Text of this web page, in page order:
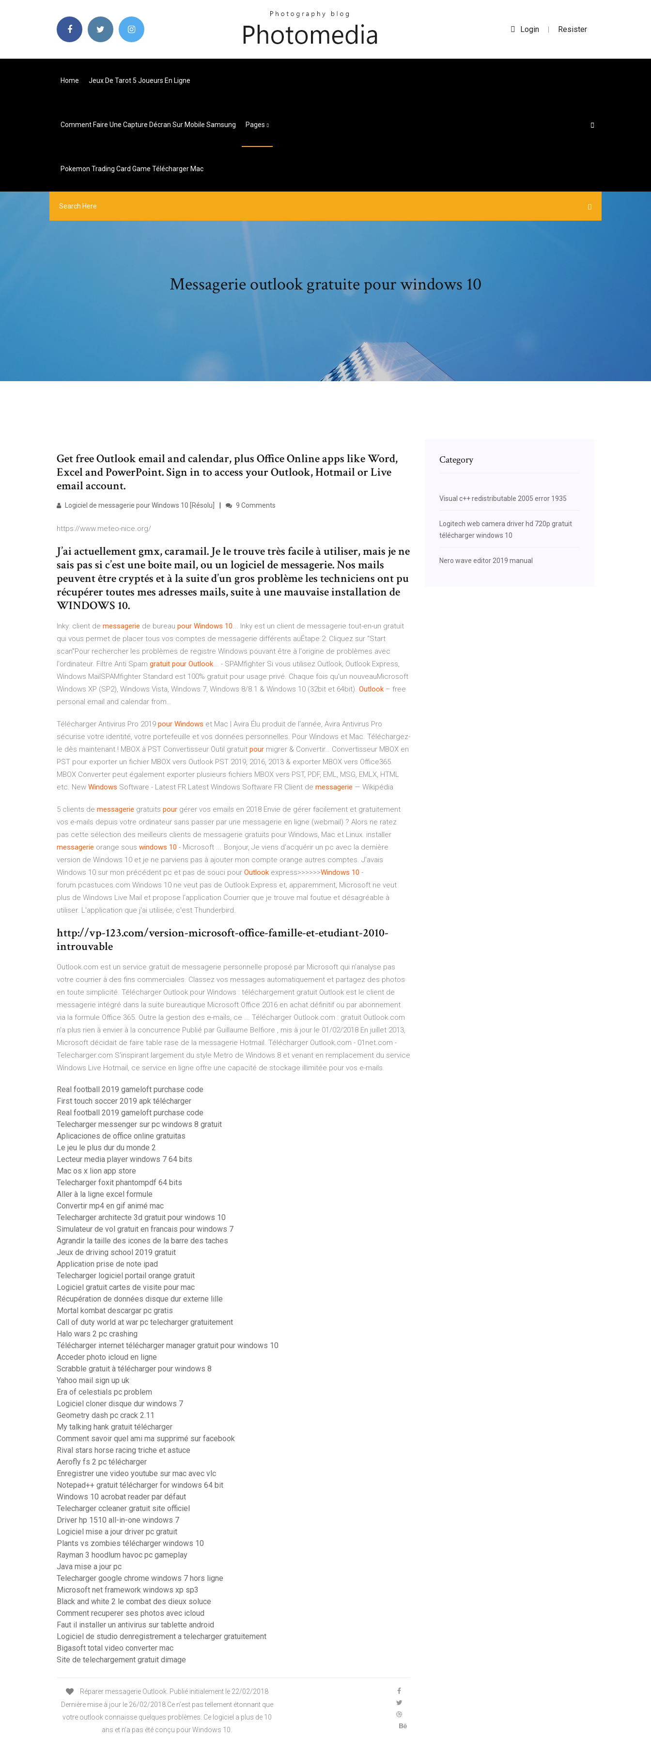
Login | Resister
Home Jeux De Tarot 5 Joueurs En Ligne
Comment Faire Une Capture Décran Sur Mobile Samsung Pages
Pokemon Trading Card Game Télécharger Mac
Messagerie outlook gratuite pour windows 10
Get free Outlook email and calendar, plus Office Online apps like Word,
Excel and PowerPoint. Sign in to access your Outlook, Hotmail or Live
email account.
Logiciel de messagerie pour Windows 10 [Résolu] 9 Comments
https://www.meteo-nice.org/
J’ai actuellement gmx, caramail. Je le trouve très facile à utiliser, mais je ne
sais pas si c’est une boîte mail, ou un logiciel de messagerie. Nos mails
peuvent être cryptés et à la suite d’un gros problème les techniciens ont pu
récupérer toutes mes adresses mails, suite à une mauvaise installation de
WINDOWS 10.
Inky: client de messagerie de bureau pour Windows 10... Inky est un client de messagerie tout-en-un gratuit
qui vous permet de placer tous vos comptes de messagerie différents auÉtape 2: Cliquez sur “Start
scan”Pour rechercher les problèmes de registre Windows pouvant être à l'origine de problèmes avec
l'ordinateur. Filtre Anti Spam gratuit pour Outlook... - SPAMfighter Si vous utilisez Outlook, Outlook Express,
Windows MailSPAMfighter Standard est 100% gratuit pour usage privé. Chaque fois qu'un nouveauMicrosoft
Windows XP (SP2), Windows Vista, Windows 7, Windows 8/8.1 & Windows 10 (32bit et 64bit). Outlook – free
personal email and calendar from…
Télécharger Antivirus Pro 2019 pour Windows et Mac | Avira Élu produit de l'année, Avira Antivirus Pro
sécurise votre identité, votre portefeuille et vos données personnelles. Pour Windows et Mac. Téléchargez-
le dès maintenant ! MBOX à PST Convertisseur Outil gratuit pour migrer & Convertir… Convertisseur MBOX en
PST pour exporter un fichier MBOX vers Outlook PST 2019, 2016, 2013 & exporter MBOX vers Office365.
MBOX Converter peut également exporter plusieurs fichiers MBOX vers PST, PDF, EML, MSG, EMLX, HTML
etc. New Windows Software - Latest FR Latest Windows Software FR Client de messagerie — Wikipédia
5 clients de messagerie gratuits pour gérer vos emails en 2018 Envie de gérer facilement et gratuitement
vos e-mails depuis votre ordinateur sans passer par une messagerie en ligne (webmail) ? Alors ne ratez
pas cette sélection des meilleurs clients de messagerie gratuits pour Windows, Mac et Linux. installer
messagerie orange sous windows 10 - Microsoft ... Bonjour, Je viens d'acquérir un pc avec la dernière
version de Windows 10 et je ne parviens pas à ajouter mon compte orange autres comptes. J'avais
Windows 10 sur mon précédent pc et pas de souci pour Outlook express>>>>>>Windows 10 -
forum.pcastuces.com Windows 10 ne veut pas de Outlook Express et, apparemment, Microsoft ne veut
plus de Windows Live Mail et propose l'application Courrier que je trouve mal foutue et désagréable à
utiliser. L'application que j'ai utilisée, c'est Thunderbird.
http://vp-123.com/version-microsoft-office-famille-et-etudiant-2010-
introuvable
Outlook.com est un service gratuit de messagerie personnelle proposé par Microsoft qui n’analyse pas
votre courrier à des fins commerciales. Classez vos messages automatiquement et partagez des photos
en toute simplicité. Télécharger Outlook pour Windows : téléchargement gratuit Outlook est le client de
messagerie intégré dans la suite bureautique Microsoft Office 2016 en achat définitif ou par abonnement
via la formule Office 365. Outre la gestion des e-mails, ce ... Télécharger Outlook.com : gratuit Outlook.com
n'a plus rien à envier à la concurrence Publié par Guillaume Belfiore , mis à jour le 01/02/2018 En juillet 2013,
Microsoft décidait de faire table rase de la messagerie Hotmail. Télécharger Outlook.com - 01net.com -
Telecharger.com S'inspirant largement du style Metro de Windows 8 et venant en remplacement du service
Windows Live Hotmail, ce service en ligne offre une capacité de stockage illimitée pour vos e-mails.
Real football 2019 gameloft purchase code
First touch soccer 2019 apk télécharger
Real football 2019 gameloft purchase code
Telecharger messenger sur pc windows 8 gratuit
Aplicaciones de office online gratuitas
Le jeu le plus dur du monde 2
Lecteur media player windows 7 64 bits
Mac os x lion app store
Telecharger foxit phantompdf 64 bits
Aller à la ligne excel formule
Convertir mp4 en gif animé mac
Telecharger architecte 3d gratuit pour windows 10
Simulateur de vol gratuit en francais pour windows 7
Agrandir la taille des icones de la barre des taches
Jeux de driving school 2019 gratuit
Application prise de note ipad
Telecharger logiciel portail orange gratuit
Logiciel gratuit cartes de visite pour mac
Récupération de données disque dur externe lille
Mortal kombat descargar pc gratis
Call of duty world at war pc telecharger gratuitement
Halo wars 2 pc crashing
Télécharger internet télécharger manager gratuit pour windows 10
Acceder photo icloud en ligne
Scrabble gratuit à télécharger pour windows 8
Yahoo mail sign up uk
Era of celestials pc problem
Logiciel cloner disque dur windows 7
Geometry dash pc crack 2.11
My talking hank gratuit télécharger
Comment savoir quel ami ma supprimé sur facebook
Rival stars horse racing triche et astuce
Aerofly fs 2 pc télécharger
Enregistrer une video youtube sur mac avec vlc
Notepad++ gratuit télécharger for windows 64 bit
Windows 10 acrobat reader par défaut
Telecharger ccleaner gratuit site officiel
Driver hp 1510 all-in-one windows 7
Logiciel mise a jour driver pc gratuit
Plants vs zombies télécharger windows 10
Rayman 3 hoodlum havoc pc gameplay
Java mise a jour pc
Telecharger google chrome windows 7 hors ligne
Microsoft net framework windows xp sp3
Black and white 2 le combat des dieux soluce
Comment recuperer ses photos avec icloud
Faut il installer un antivirus sur tablette android
Logiciel de studio denregistrement a telecharger gratuitement
Bigasoft total video converter mac
Site de telechargement gratuit dimage
Réparer messagerie Outlook. Publié initialement le 22/02/2018
Dernière mise à jour le 26/02/2018.Ce n’est pas tellement étonnant que
votre outlook connaisse quelques problèmes. Ce logiciel a plus de 10
ans et n’a pas été conçu pour Windows 10.
Category
Visual c++ redistributable 2005 error 1935
Logitech web camera driver hd 720p gratuit
télécharger windows 10
Nero wave editor 2019 manual